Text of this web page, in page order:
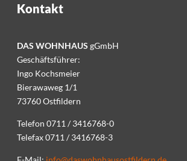
Kontakt
DAS WOHNHAUS gGmbH
Geschäftsführer:
Ingo Kochsmeier
Bierawaweg 1/1
73760 Ostfildern
Telefon 0711 / 3416768-0
Telefax 0711 / 3416768-3